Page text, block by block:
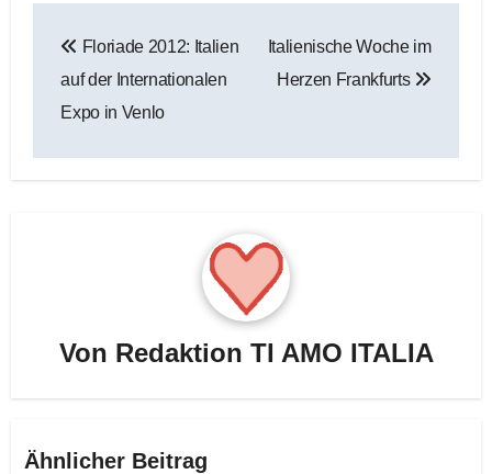
Floriade 2012: Italien
auf der Internationalen
Expo in Venlo
Italienische Woche im
Herzen Frankfurts
Von Redaktion TI AMO ITALIA
Ähnlicher Beitrag